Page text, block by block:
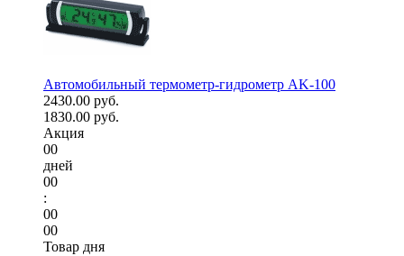
Автомобильный термометр-гидрометр AK-100
2430.00 руб.
1830.00 руб.
Акция
00
дней
00
:
00
00
Товар дня